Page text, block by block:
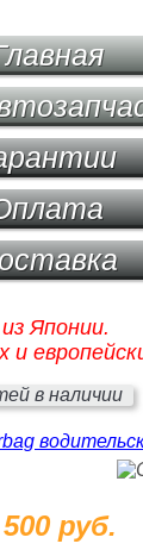
Японии.
и
в наличии
руб.